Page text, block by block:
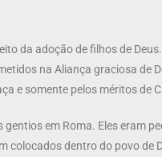
da adoção de filhos de
na Aliança graciosa de
e somente pelos méritos de
em Roma. Eles eram
colocados dentro do povo de